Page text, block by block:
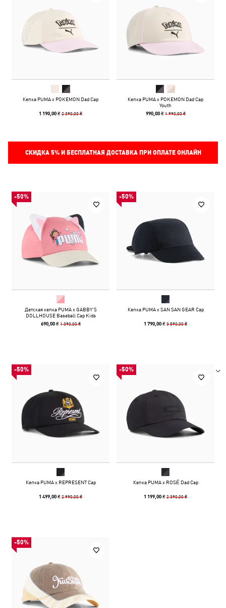
Кепка PUMA x POKEMON Dad Cap
1 190,00 ₴2 390,00 ₴
Кепка PUMA x POKEMON Dad Cap
Youth
990,00 ₴ 1 990,00 ₴
СКИДКА 5%И БЕСПЛАТНАЯ ДОСТАВКА ПРИ ОПЛАТЕ ОНЛАЙН
-50%
Детская кепка PUMA x GABBY'S
DOLLHOUSE Baseball Cap Kids
690,00 ₴ 1 390,00 ₴
-50%
Кепка PUMA x SAN SAN GEAR Cap
1 790,00 ₴3 590,00 ₴
-50%
Кепка PUMA x REPRESENT Cap
1 499,00 ₴2 990,00 ₴
-50%
Кепка PUMA x ROSÉ Dad Cap
1 199,00 ₴2 390,00 ₴
-50%